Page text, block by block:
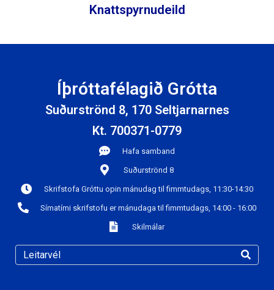
Knattspyrnudeild
Íþróttafélagið Grótta
Suðurströnd 8, 170 Seltjarnarnes
Kt. 700371-0779
Hafa samband
Suðurströnd 8
Skrifstofa Gróttu opin mánudag til fimmtudags, 11:30-14:30
Símatími skrifstofu er mánudaga til fimmtudags, 14:00 - 16:00
Skilmálar